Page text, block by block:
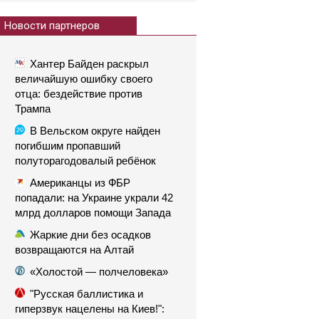
Новости партнеров
Хантер Байден раскрыл
величайшую ошибку своего
отца: бездействие против
Трампа
В Вельском округе найден
погибшим пропавший
полуторагодовалый ребёнок
Американцы из ФБР
попадали: на Украине украли 42
млрд долларов помощи Запада
Жаркие дни без осадков
возвращаются на Алтай
«Холостой — полчеловека»
"Русская баллистика и
гиперзвук нацелены на Киев!":